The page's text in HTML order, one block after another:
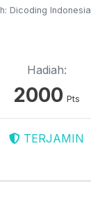
Dicoding Indonesia
Hadiah:
2000 Pts
TERJAMIN